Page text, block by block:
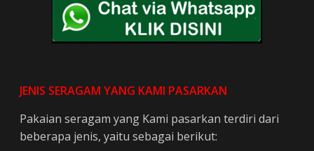
JENIS SERAGAM YANG KAMI PASARKAN
Pakaian seragam yang Kami pasarkan terdiri dari
beberapa jenis, yaitu sebagai berikut: